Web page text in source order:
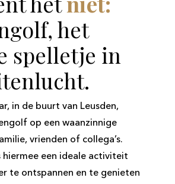
het
spelletje in
in de buurt van Leusden,
op een waanzinnige
vrienden of collega’s.
hiermee een ideale activiteit
te ontspannen en te genieten